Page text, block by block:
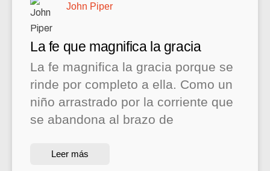
La fe que magnifica la gracia
La fe magnifica la gracia porque se
rinde por completo a ella. Como un
niño arrastrado por la corriente que
se abandona al brazo de
Leer más
John Piper